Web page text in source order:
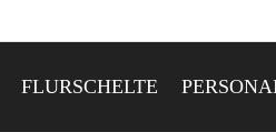
FLURSCHELTE